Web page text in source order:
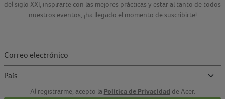
del siglo XXI, inspirarte con las mejores prácticas y estar al tanto de todos
nuestros eventos, ¡ha llegado el momento de suscribirte!
Al registrarme, acepto la Política de Privacidad de Acer.